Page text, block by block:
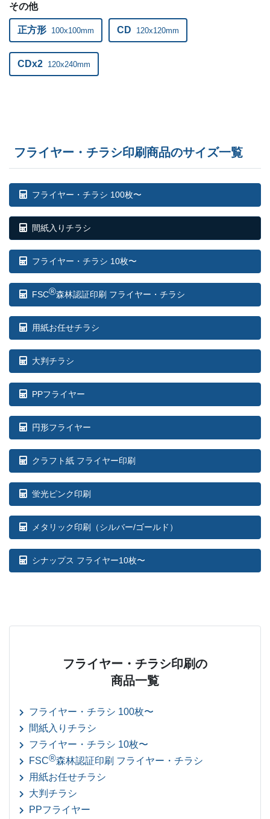
その他
正方形 100x100mm CD 120x120mm
CDx2 120x240mm
フライヤー・チラシ印刷商品のサイズ一覧
フライヤー・チラシ 100枚〜
間紙入りチラシ
フライヤー・チラシ 10枚〜
FSC®森林認証印刷 フライヤー・チラシ
用紙お任せチラシ
大判チラシ
PPフライヤー
円形フライヤー
クラフト紙 フライヤー印刷
蛍光ピンク印刷
メタリック印刷（シルバー/ゴールド）
シナップス フライヤー10枚〜
フライヤー・チラシ印刷の
商品一覧
フライヤー・チラシ 100枚〜
間紙入りチラシ
フライヤー・チラシ 10枚〜
FSC®森林認証印刷 フライヤー・チラシ
用紙お任せチラシ
大判チラシ
PPフライヤー